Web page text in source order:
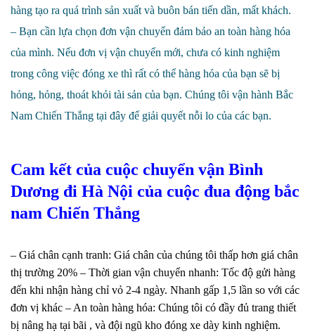
hàng tạo ra quá trình sản xuất và buôn bán tiến dần, mất khách.
– Bạn cần lựa chọn đơn vận chuyển đảm bảo an toàn hàng hóa
của mình. Nếu đơn vị vận chuyển mới, chưa có kinh nghiệm
trong công việc đóng xe thì rất có thể hàng hóa của bạn sẽ bị
hỏng, hỏng, thoát khỏi tài sản của bạn. Chúng tôi vận hành Bắc
Nam Chiến Thắng tại đây để giải quyết nỗi lo của các bạn.
Cam kết của cuộc chuyển vận Bình
Dương đi Hà Nội của cuộc đua động bắc
nam Chiến Thắng
– Giá chân cạnh tranh: Giá chân của chúng tôi thấp hơn giá chân
thị trường 20% ​​​ – Thời gian vận chuyển nhanh: Tốc độ gửi hàng
đến khi nhận hàng chỉ vỏ 2-4 ngày. Nhanh gấp 1,5 lần so với các
đơn vị khác – An toàn hàng hóa: Chúng tôi có đầy đủ trang thiết
bị nâng hạ tại bãi , và đội ngũ kho đóng xe dày kinh nghiệm.